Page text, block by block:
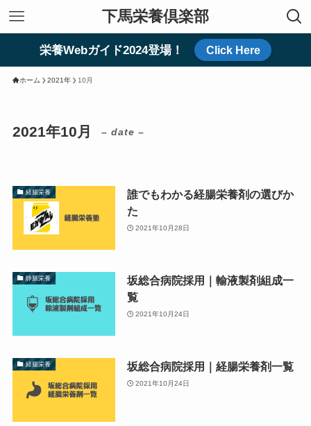
下馬栄養倶楽部
栄養Webガイド2024登場！ Click Here
ホーム 2021年 10月
2021年10月 – date –
経腸栄養
誰でもわかる経腸栄養剤の選びか
た
2021年10月28日
静脈栄養
坂総合病院採用｜輸液製剤組成一
覧
2021年10月24日
経腸栄養 坂総合病院採用｜経腸栄養剤一覧
2021年10月24日